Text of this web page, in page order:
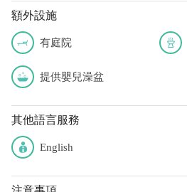
額外設施
有庭院
提供嬰兒澡盆
其他語言服務
English